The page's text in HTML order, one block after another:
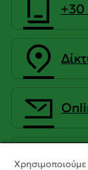
+30